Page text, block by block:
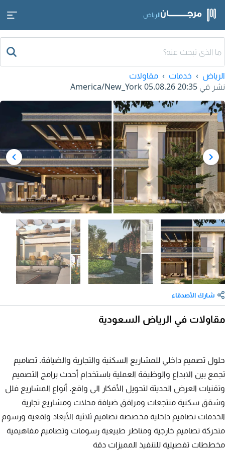
الرياض
الرياض خدمات
مقاولات
نشر في 05.08.26 20:35
شارك الأصدقاء
مقاولات في الرياض السعودية
حلول تصميم داخلي للمشاريع السكنية والتجارية والضيافة. تصاميم
تجمع بين الابداع والوظيفة العملية باستخدام أحدث برامج التصميم
وتقنيات العرض الحديثة لتحويل الأفكار الى واقع. أنواع المشاريع فلل
وشقق سكنية منتجعات ومرافق ضيافة محلات ومشاريع تجارية
الخدمات تصاميم داخلية مخصصة تصاميم ثلاثية الأبعاد واقعية ورسوم
متحركة تصاميم خارجية ومناظر طبيعية رسومات وتصاميم مفاهيمية
مخططات تفصيلية للتنفيذ المميزات دقة